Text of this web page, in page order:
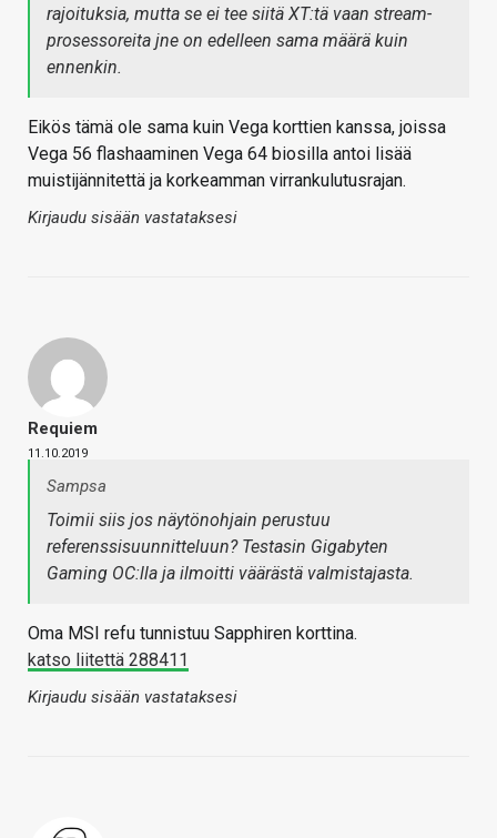
rajoituksia, mutta se ei tee siitä XT:tä vaan stream-
prosessoreita jne on edelleen sama määrä kuin
ennenkin.
Eikös tämä ole sama kuin Vega korttien kanssa, joissa
Vega 56 flashaaminen Vega 64 biosilla antoi lisää
muistijännitettä ja korkeamman virrankulutusrajan.
Kirjaudu sisään vastataksesi
Requiem
11.10.2019
Sampsa
Toimii siis jos näytönohjain perustuu
referenssisuunnitteluun? Testasin Gigabyten
Gaming OC:lla ja ilmoitti väärästä valmistajasta.
Oma MSI refu tunnistuu Sapphiren korttina.
katso liitettä 288411
Kirjaudu sisään vastataksesi